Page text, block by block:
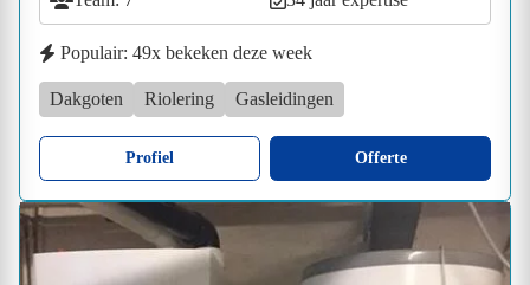
Populair: 49x bekeken deze week
Dakgoten Riolering Gasleidingen
Profiel Offerte